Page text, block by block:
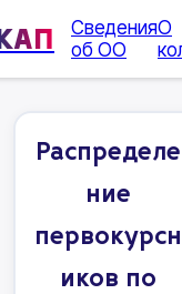
КАП
Сведения
об ОО
О
Распределе
ние
первокурсн
иков по